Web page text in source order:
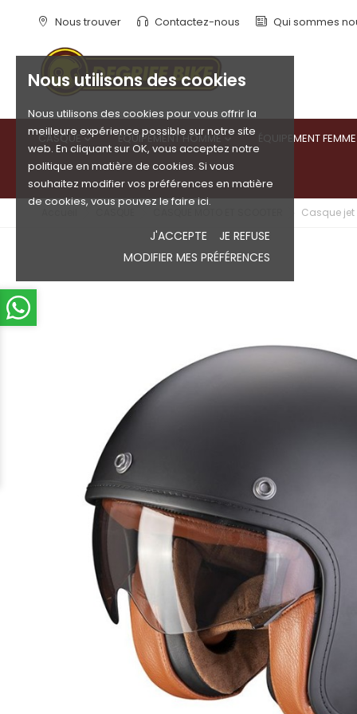
Nous utilisons des cookies
Nous utilisons des cookies pour vous offrir la
meilleure expérience possible sur notre site
web. En cliquant sur OK, vous acceptez notre
politique en matière de cookies. Si vous
souhaitez modifier vos préférences en matière
de cookies, vous pouvez le faire ici.
J'ACCEPTE
JE REFUSE
MODIFIER MES PRÉFÉRENCES
Nous trouver Contactez-nous Qui sommes
CASQUE  ÉQUIPEMENT HOMME ÉQUIPEMENT FEMME
Casque jet